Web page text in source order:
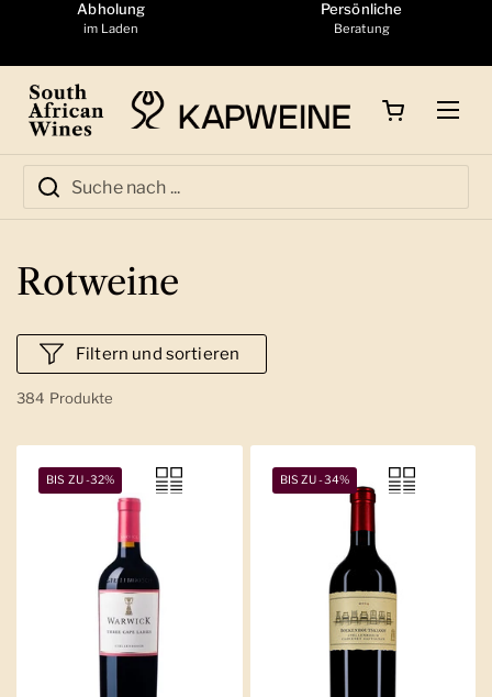
Zum Inhalt springen
Abholung
im Laden
Persönliche
Beratung
Rotweine
384 Produkte
Filtern und sortieren
BIS ZU -32% BIS ZU -34%